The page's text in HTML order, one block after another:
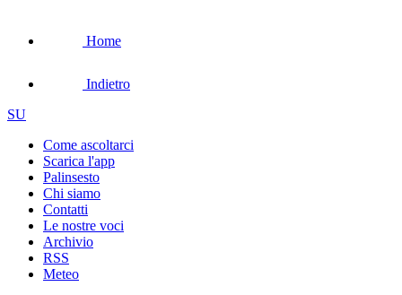
Home
Indietro
SU
Come ascoltarci
Scarica l'app
Palinsesto
Chi siamo
Contatti
Le nostre voci
Archivio
RSS
Meteo